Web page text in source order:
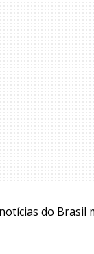
do Brasil